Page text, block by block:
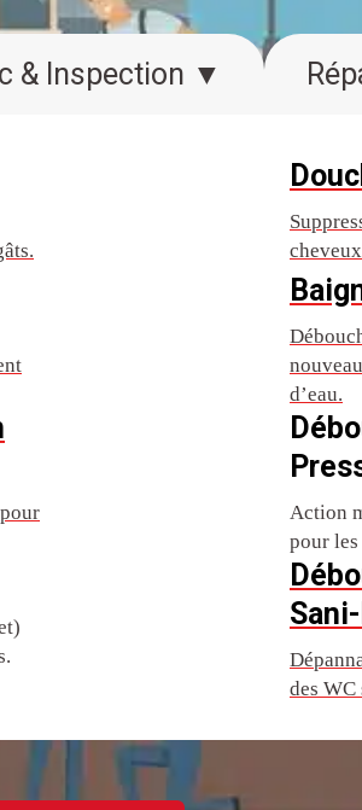
Diagnostic & Inspection ▼
d’eau.
Action
pour les
des